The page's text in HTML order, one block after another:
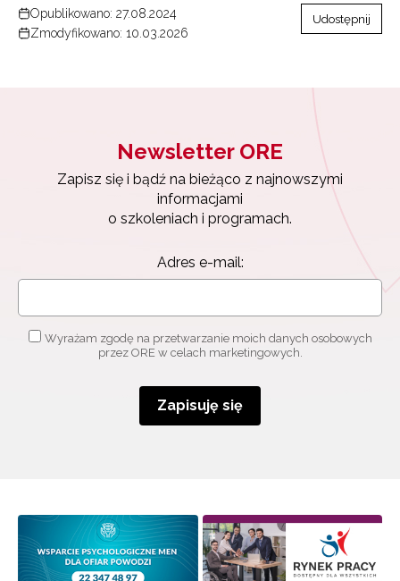
Opublikowano: 27.08.2024
Zmodyfikowano: 10.03.2026
Udostępnij
Newsletter ORE
Zapisz się i bądź na bieżąco z najnowszymi
informacjami
o szkoleniach i programach.
Adres e-mail:
Wyrażam zgodę na przetwarzanie moich danych osobowych
przez ORE w celach marketingowych.
Zapisuję się